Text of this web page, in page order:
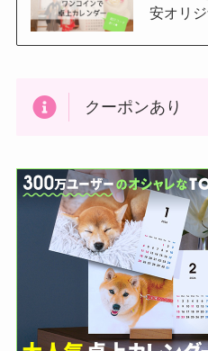
安オリ
クーポンあり